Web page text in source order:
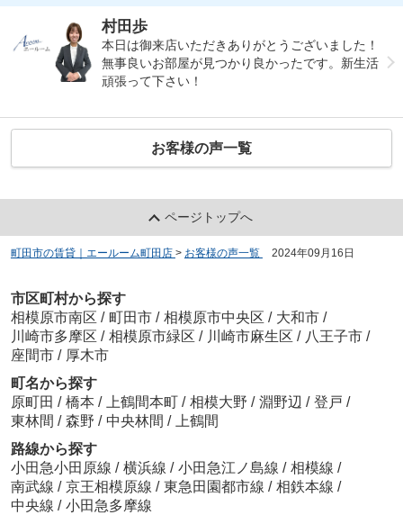
村田歩
本日は御来店いただきありがとうございました！
無事良いお部屋が見つかり良かったです。新生活
頑張って下さい！
お客様の声一覧
ページトップへ
町田市の賃貸｜エールーム町田店 > お客様の声一覧 2024年09月16日
市区町村から探す
相模原市南区 / 町田市 / 相模原市中央区 / 大和市 /
川崎市多摩区 / 相模原市緑区 / 川崎市麻生区 / 八王子市 /
座間市 / 厚木市
町名から探す
原町田 / 橋本 / 上鶴間本町 / 相模大野 / 淵野辺 / 登戸 /
東林間 / 森野 / 中央林間 /
上鶴間
路線から探す
小田急小田原線 / 横浜線 / 小田急江ノ島線 / 相模線 /
南武線 / 京王相模原線 / 東急田園都市線 / 相鉄本線 /
中央線 / 小田急多摩線